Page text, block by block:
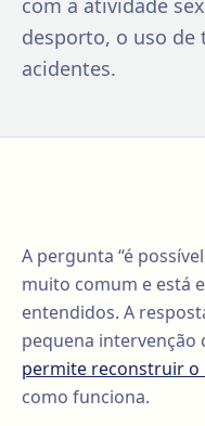
com a atividade
desporto, o uso de
acidentes.
A pergunta “é
muito comum e está
entendidos. A
pequena intervenção
permite reconstruir o
como funciona.